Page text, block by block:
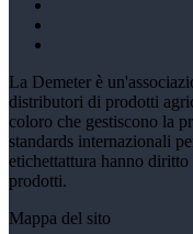
La Demeter è
distributori di prodotti
coloro che gestiscono la
standards internazionali
etichettattura hanno
prodotti.
Mappa del sito